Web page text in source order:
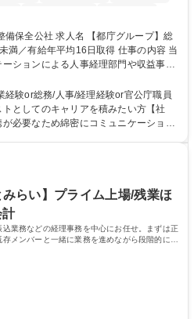
食事補助あり
都庁グループ】総
年平均16日取得 仕事の内容 当
ションによる人事経理部門や収益事業
署での業務をお任せいたします。研修
※下記業務詳細 【業務詳細】■
公社の運営に係る管理業務 ■収益部
新宿駅西口広場の「イベントコーナ
ー事業 ※入社後は上記いずれかの部門
務 募集職種 【都庁グル
9時間未満／有給年平均16日取得
経験or総務/人事/経理経験or官公庁職員
としてのキャリアを積みたい方【社
必要なため綿密にコミュニケーション
ます。 ■様々なプロジェクト：駐車場
された照明を兼ねた広告「ブライトサ
収益を生み出す活動を積極的に行って
らい】プライム上場/残業ほ
計
業務などの経理事務を中心にお任せ。まずは正
メンバーと一緒に業務を進めながら段階的に経